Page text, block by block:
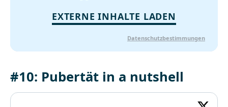
EXTERNE INHALTE LADEN
Datenschutzbestimmungen
#10: Pubertät in a nutshell